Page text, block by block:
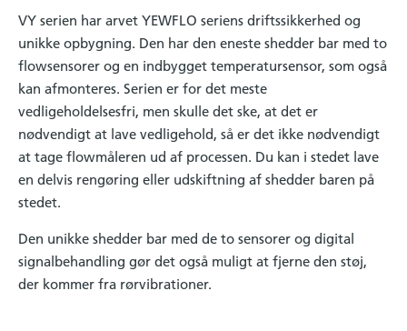
VY serien har arvet YEWFLO seriens driftssikkerhed og
unikke opbygning. Den har den eneste shedder bar med to
flowsensorer og en indbygget temperatursensor, som også
kan afmonteres. Serien er for det meste
vedligeholdelsesfri, men skulle det ske, at det er
nødvendigt at lave vedligehold, så er det ikke nødvendigt
at tage flowmåleren ud af processen. Du kan i stedet lave
en delvis rengøring eller udskiftning af shedder baren på
stedet.
Den unikke shedder bar med de to sensorer og digital
signalbehandling gør det også muligt at fjerne den støj,
der kommer fra rørvibrationer.